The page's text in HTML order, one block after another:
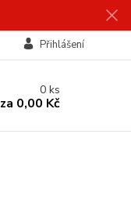
Přihlášení
0ks
za 0,00 Kč